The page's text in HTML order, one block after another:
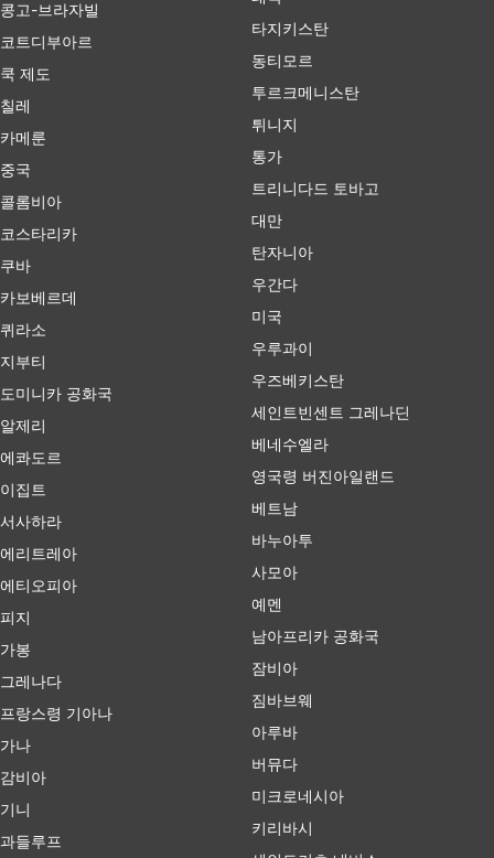
콩고-브라자빌
코트디부아르
쿡 제도
칠레
카메룬
중국
콜롬비아
코스타리카
쿠바
카보베르데
퀴라소
지부티
도미니카 공화국
알제리
에콰도르
이집트
서사하라
에리트레아
에티오피아
피지
가봉
그레나다
프랑스령 기아나
가나
감비아
기니
과들루프
타지키스탄
동티모르
투르크메니스탄
튀니지
통가
트리니다드 토바고
대만
탄자니아
우간다
미국
우루과이
우즈베키스탄
세인트빈센트 그레나딘
베네수엘라
영국령 버진아일랜드
베트남
바누아투
사모아
예멘
남아프리카 공화국
잠비아
짐바브웨
아루바
버뮤다
미크로네시아
키리바시